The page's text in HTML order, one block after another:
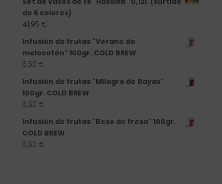
de 6 colores)
41,95 €
Infusión de frutas "Verano de
melocotón" 100gr. COLD BREW
6,50 €
Infusión de frutas "Milagro de Bayas"
100gr. COLD BREW
6,50 €
Infusión de frutas "Beso de fresa" 100gr.
COLD BREW
6,50 €